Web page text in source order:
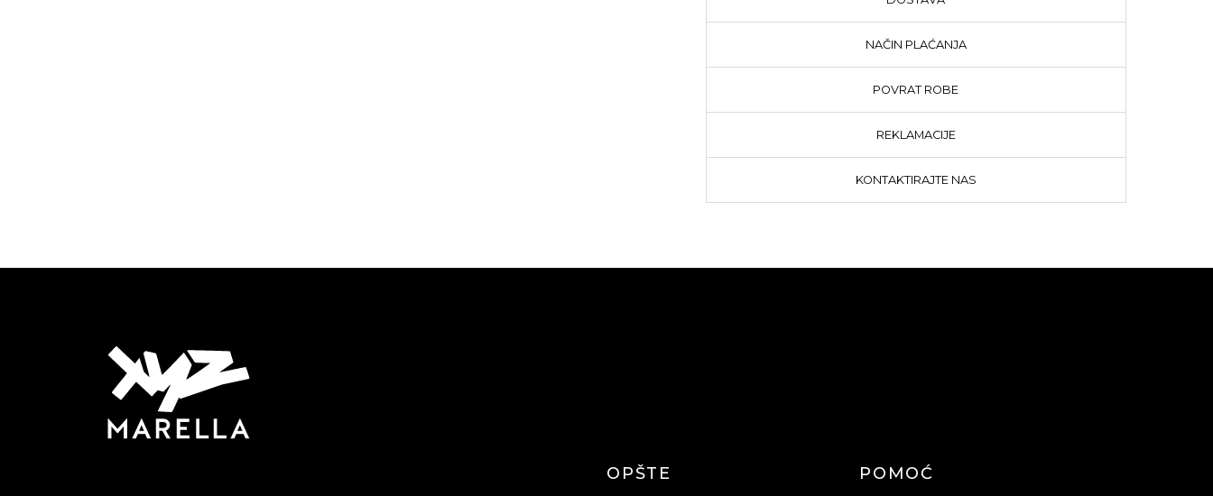
NAČIN PLAĆANJA
POVRAT ROBE
REKLAMACIJE
KONTAKTIRAJTE NAS
OPŠTE
POMOĆ